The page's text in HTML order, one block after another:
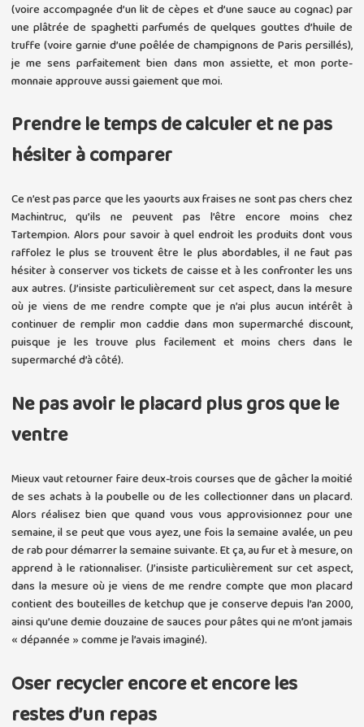
(voire accompagnée d’un lit de cèpes et d’une sauce au cognac) par
une plâtrée de spaghetti parfumés de quelques gouttes d’huile de
truffe (voire garnie d’une poêlée de champignons de Paris persillés),
je me sens parfaitement bien dans mon assiette, et mon porte-
monnaie approuve aussi gaiement que moi.
Prendre le temps de calculer et ne pas
hésiter à comparer
Ce n’est pas parce que les yaourts aux fraises ne sont pas chers chez
Machintruc, qu’ils ne peuvent pas l’être encore moins chez
Tartempion. Alors pour savoir à quel endroit les produits dont vous
raffolez le plus se trouvent être le plus abordables, il ne faut pas
hésiter à conserver vos tickets de caisse et à les confronter les uns
aux autres. (J’insiste particulièrement sur cet aspect, dans la mesure
où je viens de me rendre compte que je n’ai plus aucun intérêt à
continuer de remplir mon caddie dans mon supermarché discount,
puisque je les trouve plus facilement et moins chers dans le
supermarché d’à côté).
Ne pas avoir le placard plus gros que le
ventre
Mieux vaut retourner faire deux-trois courses que de gâcher la moitié
de ses achats à la poubelle ou de les collectionner dans un placard.
Alors réalisez bien que quand vous vous approvisionnez pour une
semaine, il se peut que vous ayez, une fois la semaine avalée, un peu
de rab pour démarrer la semaine suivante. Et ça, au fur et à mesure, on
apprend à le rationnaliser. (J’insiste particulièrement sur cet aspect,
dans la mesure où je viens de me rendre compte que mon placard
contient des bouteilles de ketchup que je conserve depuis l’an 2000,
ainsi qu’une demie douzaine de sauces pour pâtes qui ne m’ont jamais
« dépannée » comme je l’avais imaginé).
Oser recycler encore et encore les
restes d’un repas